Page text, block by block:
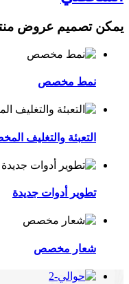
يمكن تصميم عروض
نمط مخصص
التعبئة والتغليف
تطوير أدوات جديدة
شعار مخصص